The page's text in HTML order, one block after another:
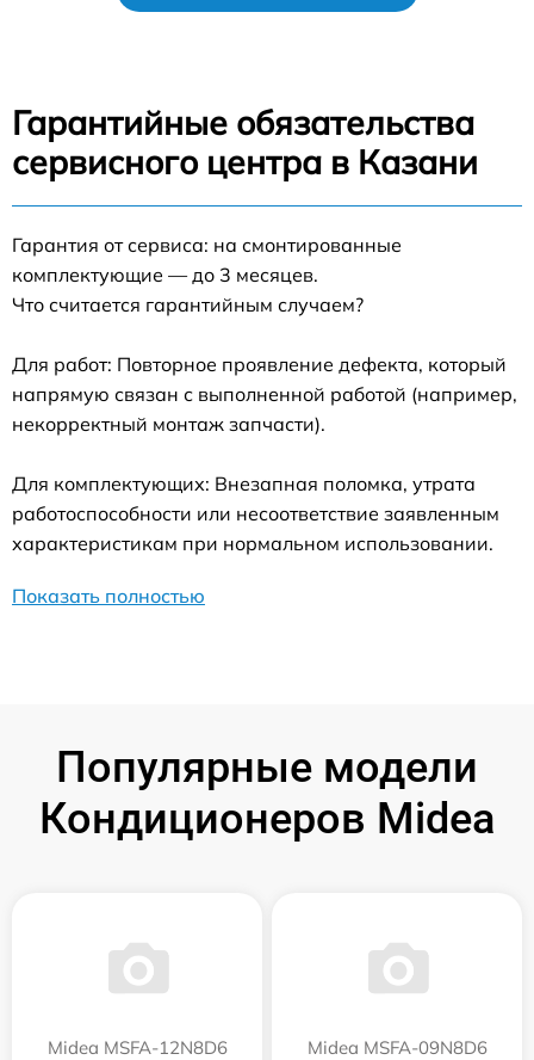
Гарантийные обязательства
сервисного центра в Казани
Гарантия от сервиса: на смонтированные
комплектующие — до 3 месяцев.
Что считается гарантийным случаем?
Для работ: Повторное проявление дефекта, который
напрямую связан с выполненной работой (например,
некорректный монтаж запчасти).
Для комплектующих: Внезапная поломка, утрата
работоспособности или несоответствие заявленным
характеристикам при нормальном использовании.
Показать полностью
Популярные модели
Кондиционеров Midea
Midea MSFA-12N8D6 Midea MSFA-09N8D6